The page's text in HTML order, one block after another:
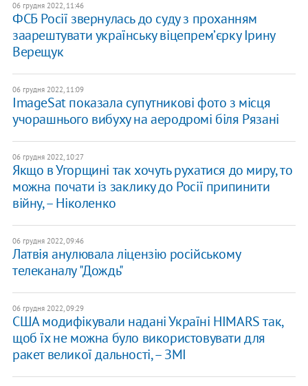
06 грудня 2022, 11:46
ФСБ Росії звернулась до суду з проханням
заарештувати українську віцепремʼєрку Ірину
Верещук
06 грудня 2022, 11:09
ImageSat показала супутникові фото з місця
учорашнього вибуху на аеродромі біля Рязані
06 грудня 2022, 10:27
Якщо в Угорщині так хочуть рухатися до миру, то
можна почати із заклику до Росії припинити
війну, – Ніколенко
06 грудня 2022, 09:46
Латвія анулювала ліцензію російському
телеканалу "Дождь"
06 грудня 2022, 09:29
США модифікували надані Україні HIMARS так,
щоб їх не можна було використовувати для
ракет великої дальності, – ЗМІ